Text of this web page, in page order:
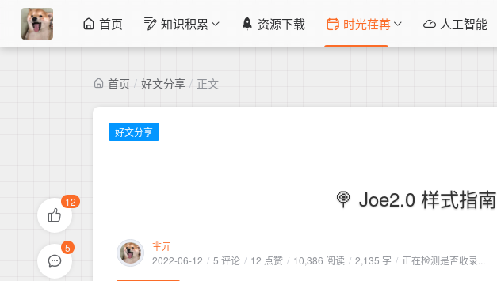
首页 知识积累 资源下载 时光荏苒 人工智能
首页 / 好文分享 / 正文
好文分享
🍭 Joe2.0 样式指南
芈亓
2022-06-12 / 5 评论 / 12 点赞 / 10,386 阅读 / 2,135 字 / 正在检测是否收录...
12
5